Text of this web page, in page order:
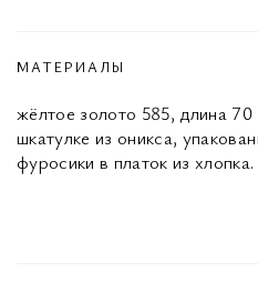
МАТЕРИАЛЫ
жёлтое золото 585, длина
шкатулке из оникса,
фуросики в платок из хлопка.